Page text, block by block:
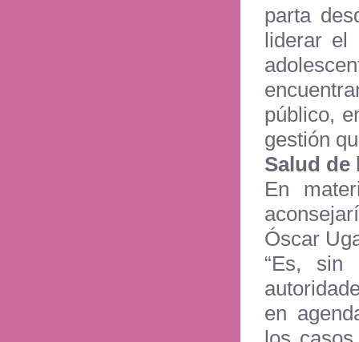
parta
liderar el
público,
gestión
Salud de
En
Óscar
“Es, sin
en